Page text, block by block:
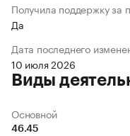
Получила поддержку за
Да
Дата последнего
10 июля 2026
Виды
Основной
46.45